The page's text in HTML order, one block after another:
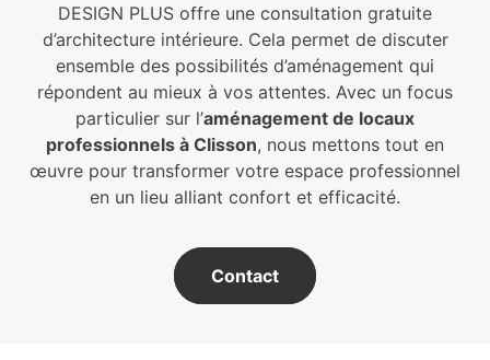
DESIGN PLUS offre une consultation gratuite
d’architecture intérieure. Cela permet de discuter
ensemble des possibilités d’aménagement qui
répondent au mieux à vos attentes. Avec un focus
particulier sur l’aménagement de locaux
professionnels à Clisson, nous mettons tout en
œuvre pour transformer votre espace professionnel
en un lieu alliant confort et efficacité.
Contact